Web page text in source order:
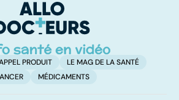
PRODUIT
LE MAG DE LA SANTÉ
MÉDICAMENTS